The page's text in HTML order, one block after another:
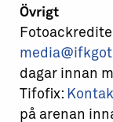
Övrigt
dagar innan
Tifofix:
på arenan